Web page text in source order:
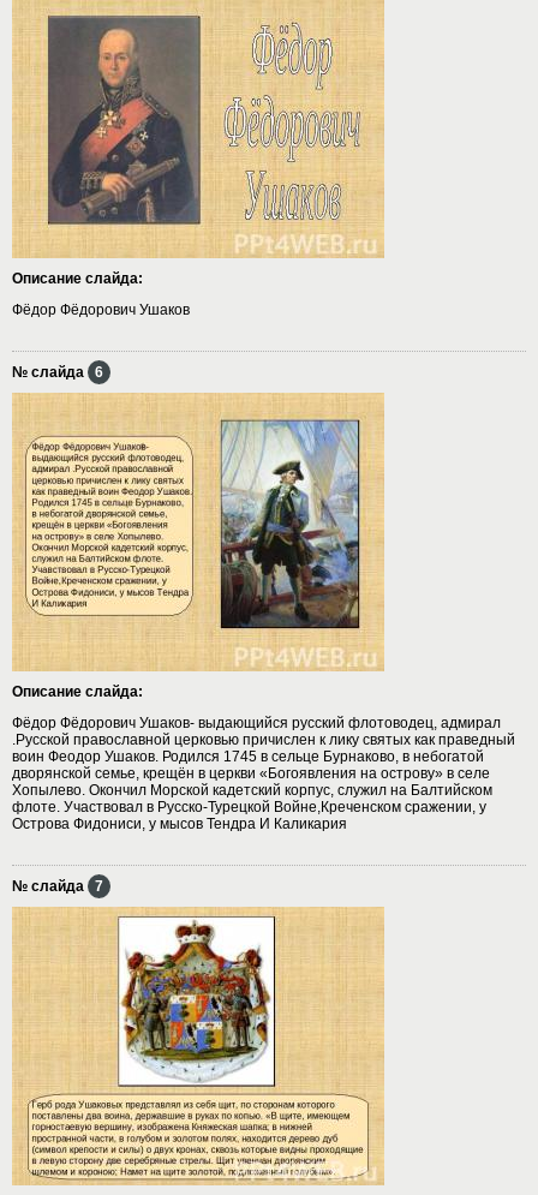
Описание слайда:
Фёдор Фёдорович Ушаков
№ слайда 6
Описание слайда:
Фёдор Фёдорович Ушаков- выдающийся русский флотоводец, адмирал
.Русской православной церковью причислен к лику святых как праведный
воин Феодор Ушаков. Родился 1745 в сельце Бурнаково, в небогатой
дворянской семье, крещён в церкви «Богоявления на острову» в селе
Хопылево. Окончил Морской кадетский корпус, служил на Балтийском
флоте. Участвовал в Русско-Турецкой Войне,Креченском сражении, у
Острова Фидониси, у мысов Тендра И Каликария
№ слайда 7